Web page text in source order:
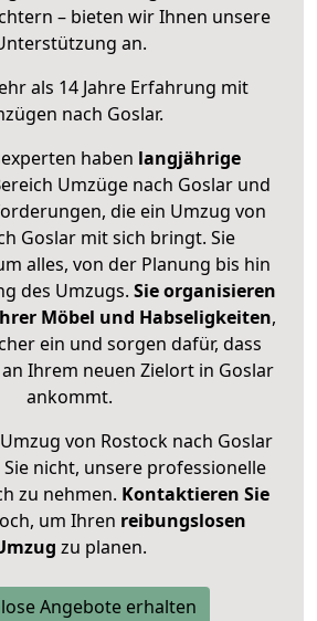
– bieten wir Ihnen unsere
an.
als 14 Jahre Erfahrung mit
nach Goslar.
haben langjährige
Umzüge nach Goslar und
die ein Umzug von
Goslar mit sich bringt. Sie
alles, von der Planung bis hin
des Umzugs. Sie organisieren
Möbel und Habseligkeiten,
ein und sorgen dafür, dass
Ihrem neuen Zielort in Goslar
ankommt.
von Rostock nach Goslar
nicht, unsere professionelle
zu nehmen. Kontaktieren Sie
um Ihren reibungslosen
zu planen.
Angebote erhalten